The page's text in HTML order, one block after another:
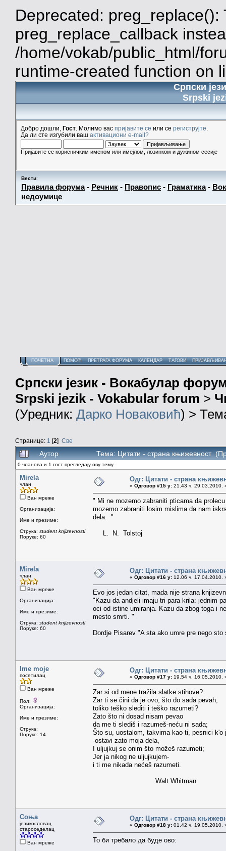
Deprecated:
preg_replace_callback
/home/vokab/public_html/
runtime-created function on
Српски
Srpski
Добро дошли, Гост . Молимо вас пријавите се или се региструјте
Да ли сте изгубили ваш активациони e-mail?
Пријавите се корисничким именом или имејлом, лозинком и дужином сесије
Вести:
Правила форума- Речник - Правопис - Граматика-
недоумице
ПОЧЕТНА ПОМОЋ ПРЕТРАГА ФОРУМА КАЛЕНДАР ТАГОВИ
Српски језик - Вокабулар
Srpski jezik - Vokabular forum >
(Уредник: Дарко Новаковић) >
Странице: 1 [2] Све
Аутор Тема: Цитати - страна књижевност
0 чланова и 1 гост прегледају ову тему.
Mirela
члан
Ван мреже
Организација:
Име и презиме:
Струка: student knjizevnosti
Поруке: 60
Одг: Цитати - страна
« Одговор #15 у: 21.43 ч. 29.03.2010.
" Mi ne mozemo zabraniti pticama da
mozemo zabraniti losim mislima da nam
dela. "
L. N. Tolstoj
Mirela
члан
Ван мреже
Организација:
Име и презиме:
Струка: student knjizevnosti
Поруке: 60
Одг: Цитати - страна
« Одговор #16 у: 12.06 ч. 17.04.2010.
Evo jos jedan citat, mada nije strana
"Kazu da andjeli imaju tri para krila: jednim
oci od istine umiranja. Kazu da zbog toga i
mesto smrti. "
Dordje Pisarev "A sta ako umre pre nego sto
Ime moje
посетилац
Ван мреже
Пол:
Организација:
Име и презиме:
Струка:
Поруке: 14
Одг: Цитати - страна
« Одговор #17 у: 19.54 ч. 16.05.2010.
Zar si od mene tražila slatke stihove?
Zar ti se čini da je ovo, što do sada pevah,
toliko teško slediti i teško razumeti?
Zato što ni dosad nisam pevao
da me ti slediš i razumeš-neću ni sada;
Što su, uostalom, takvima kao ti, pesnici k'o
-ostavi zato moja dela,
I uljujkuj se onim što možeš razumeti;
Jer ja nikog ne uljujkujem-
i ti me nikada nećeš razumeti.
Walt Whitman
Соња
језикословац
староседелац
Ван мреже
Одг: Цитати - страна
« Одговор #18 у: 01.42 ч. 19.05.2010.
То би требало да буде ово: